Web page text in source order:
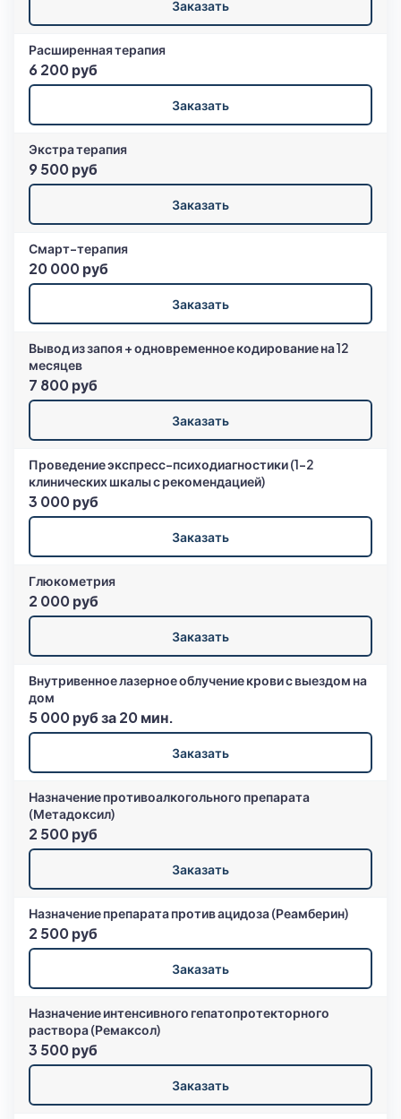
Заказать
Расширенная терапия
6 200 руб
Заказать
Экстра терапия
9 500 руб
Заказать
Смарт-терапия
20 000 руб
Заказать
Вывод из запоя + одновременное кодирование на 12
месяцев
7 800 руб
Заказать
Проведение экспресс-психодиагностики (1-2
клинических шкалы с рекомендацией)
3 000 руб
Заказать
Глюкометрия
2 000 руб
Заказать
Внутривенное лазерное облучение крови с выездом на
дом
5 000 руб за 20 мин.
Заказать
Назначение противоалкогольного препарата
(Метадоксил)
2 500 руб
Заказать
Назначение препарата против ацидоза (Реамберин)
2 500 руб
Заказать
Назначение интенсивного гепатопротекторного
раствора (Ремаксол)
3 500 руб
Заказать